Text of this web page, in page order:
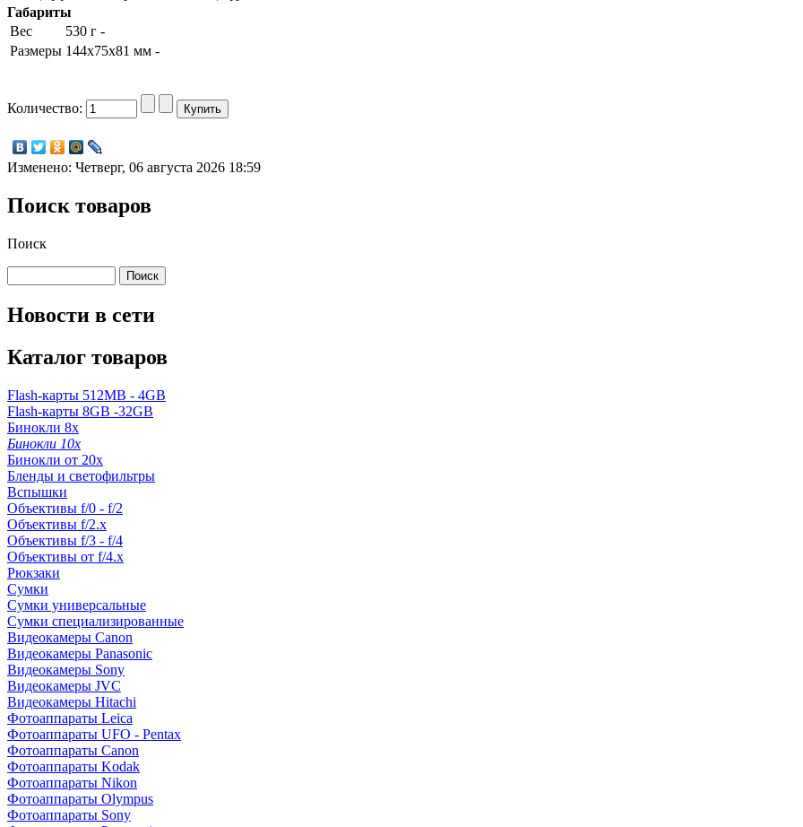
Габариты
Вес
530 г -
Размеры 144x75x81 мм -
Количество:
Изменено: Четверг, 06 августа 2026 18:59
Поиск товаров
Поиск
Новости в сети
Каталог товаров
Flash-карты 512MB - 4GB
Flash-карты 8GB -32GB
Бинокли 8x
Бинокли 10x
Бинокли от 20x
Бленды и светофильтры
Вспышки
Объективы f/0 - f/2
Объективы f/2.x
Объективы f/3 - f/4
Объективы от f/4.x
Рюкзаки
Сумки
Сумки универсальные
Сумки специализированные
Видеокамеры Canon
Видеокамеры Panasonic
Видеокамеры Sony
Видеокамеры JVC
Видеокамеры Hitachi
Фотоаппараты Leica
Фотоаппараты UFO - Pentax
Фотоаппараты Canon
Фотоаппараты Kodak
Фотоаппараты Nikon
Фотоаппараты Olympus
Фотоаппараты Sony